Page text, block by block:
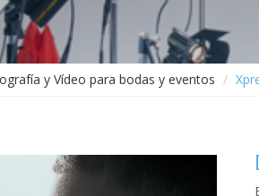
y Vídeo para bodas y eventos